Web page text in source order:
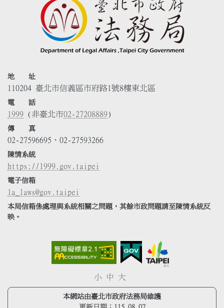
地 址
110204 臺北市信義區市府路1號8樓東北區
電 話
1999 (非臺北市02-27208889)
傳 真
02-27596695、02-27593266
陳情系統
https://1999.gov.taipei
電子信箱
la_laws@gov.taipei
本局信箱係處理與系統相關之問題，其餘市政問題請至陳情系統反
映。
小 中 大
本網站由臺北市政府法務局維護